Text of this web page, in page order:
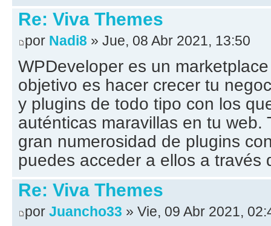
Re: Viva Themes
por Nadi8 » Jue, 08 Abr 2021, 13:50
WPDeveloper es un
objetivo es hacer crecer tu
y plugins de todo tipo con los
auténticas maravillas en tu web.
gran numerosidad de plugins
puedes acceder a ellos a través
Re: Viva Themes
por Juancho33 » Vie, 09 Abr 2021,